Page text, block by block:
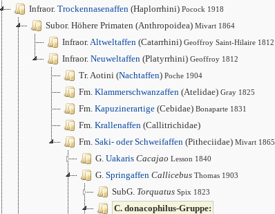
Infraor. Trockennasenaffen (Haplorrhini) Pocock 1918
Subor. Höhere Primaten (Anthropoidea) Mivart 1864
Infraor.Altweltaffen (Catarrhini) Geoffroy Saint-Hilaire 1812
Infraor. Neuweltaffen (Platyrrhini) Geoffroy 1812
Tr. Aotini (Nachtaffen) Poche 1904
Fm. Klammerschwanzaffen (Atelidae) Gray 1825
Fm. Kapuzinerartige (Cebidae) Bonaparte 1831
Fm. Krallenaffen (Callitrichidae)
Fm. Saki- oder Schweifaffen (Pitheciidae) Mivart 1865
G. Uakaris Cacajao Lesson 1840
G. Springaffen Callicebus Thomas 1903
SubG. Torquatus Spix 1823
C. donacophilus-Gruppe: